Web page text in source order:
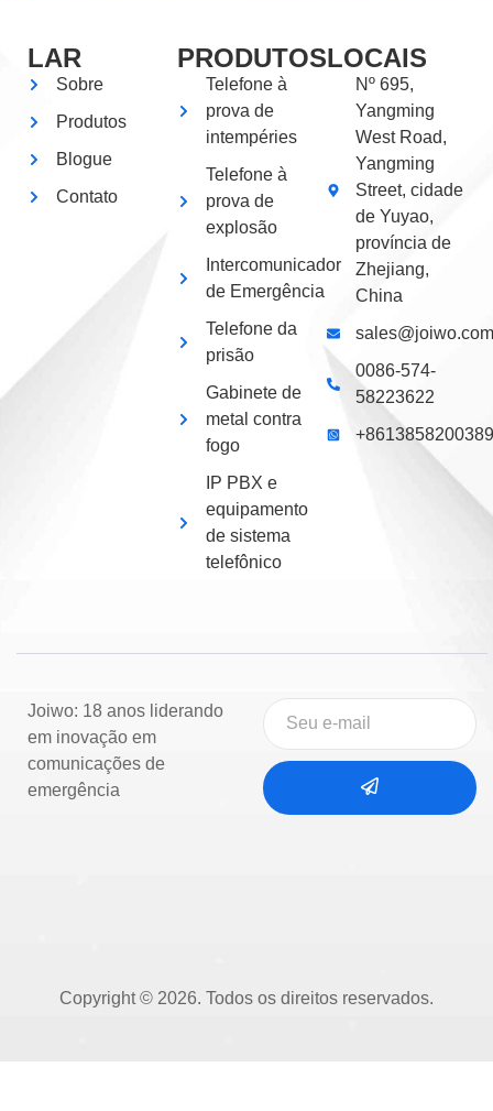
LAR
Sobre
Produtos
Blogue
Contato
PRODUTOS
Telefone à
prova de
intempéries
Telefone à
prova de
explosão
Intercomunicador
de Emergência
Telefone da
prisão
Gabinete de
metal contra
fogo
IP PBX e
equipamento
de sistema
telefônico
LOCAIS
Nº 695,
Yangming
West Road,
Yangming
Street, cidade
de Yuyao,
província de
Zhejiang,
China
sales@joiwo.com
0086-574-
58223622
+8613858200389
Joiwo: 18 anos liderando
em inovação em
comunicações de
emergência
Copyright © 2026. Todos os direitos reservados.